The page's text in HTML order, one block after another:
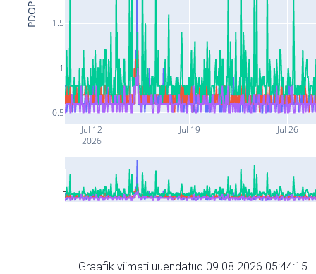
Jul 12
2026
Jul 19 Jul 26
0.5
1
1.5
PDOP
Graafik viimati uuendatud 09.08.2026 05:44:15